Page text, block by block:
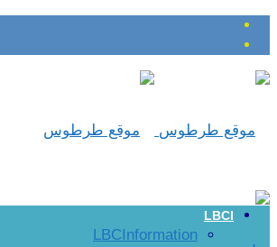
LBCI
LBCInformation